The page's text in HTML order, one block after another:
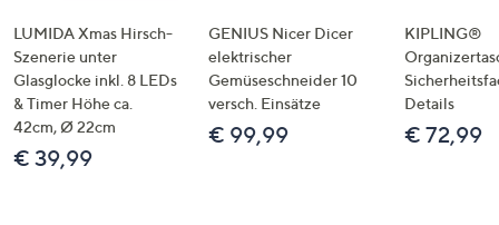
LUMIDA Xmas Hirsch-
Szenerie unter
Glasglocke inkl. 8 LEDs
& Timer Höhe ca.
42cm, Ø 22cm
€ 39,99
GENIUS Nicer Dicer
elektrischer
Gemüseschneider 10
versch. Einsätze
€ 99,99
KIPLING®
Details
€ 72,99